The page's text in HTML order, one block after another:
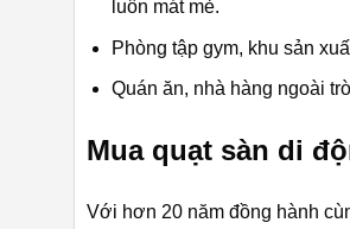
luôn mát mẻ.
Phòng tập gym, khu sản
Quán ăn, nhà hàng ngoài
Mua quạt sàn di
Với hơn 20 năm đồng hành